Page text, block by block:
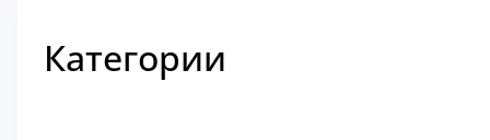
Категории